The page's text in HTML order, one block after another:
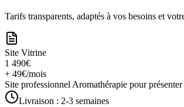
Tarifs transparents, adaptés à vos besoins et
Site Vitrine
1 490€
+ 49€/mois
Site professionnel Aromathérapie pour
Livraison : 2-3 semaines